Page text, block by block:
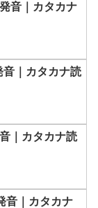
音｜カタカナ
｜カタカナ読
｜カタカナ読
音｜カタカナ